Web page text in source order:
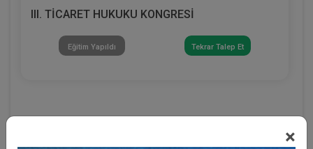
×
III. TİCARET HUKUKU KONGRESİ
Eğitim Yapıldı Tekrar Talep Et